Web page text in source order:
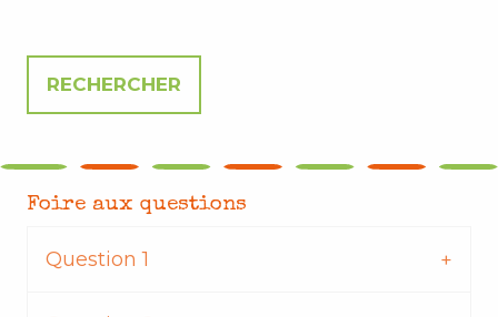
Foire aux questions
Question 1